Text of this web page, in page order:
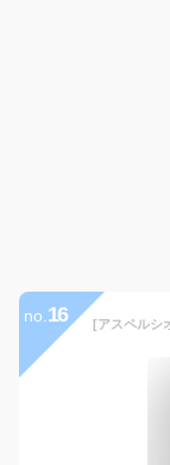
no. 16